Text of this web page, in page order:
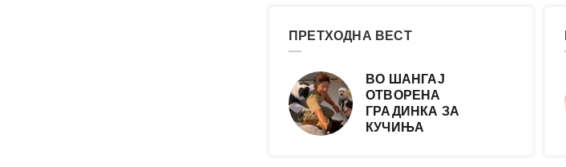
ПРЕТХОДНА ВЕСТ
ВО ШАНГАЈ
ОТВОРЕНА
ГРАДИНКА ЗА
КУЧИЊА